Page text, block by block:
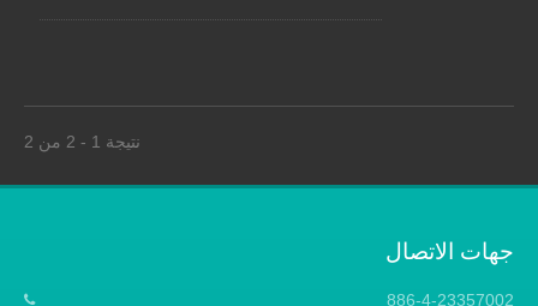
لتحسين التحكم. يمكن لهذا المنشار العمودي
نتيجة 1 - 2 من 2
جهات الاتصال
886-4-23357002